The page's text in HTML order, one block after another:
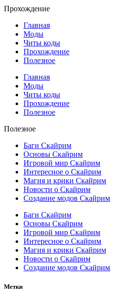
Прохождение
Главная
Моды
Читы коды
Прохождение
Полезное
Главная
Моды
Читы коды
Прохождение
Полезное
Полезное
Баги Скайрим
Основы Скайрим
Игровой мир Скайрим
Интересное о Скайрим
Магия и крики Скайрим
Новости о Скайрим
Создание модов Скайрим
Баги Скайрим
Основы Скайрим
Игровой мир Скайрим
Интересное о Скайрим
Магия и крики Скайрим
Новости о Скайрим
Создание модов Скайрим
Метки